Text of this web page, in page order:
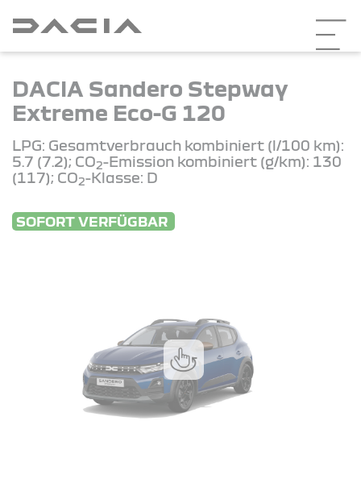
DACIA Sandero Stepway
Extreme Eco-G 120
LPG: Gesamtverbrauch kombiniert (l/100 km):
5.7 (7.2); CO2-Emission kombiniert (g/km): 130
(117); CO2-Klasse: D
SOFORT VERFÜGBAR